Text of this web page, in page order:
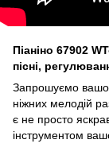
Піаніно 67902
пісні,
Запрошуємо
ніжних мелодій
є не просто
інструментом